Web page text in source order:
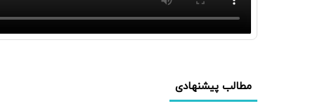
مطالب پیشنهادی